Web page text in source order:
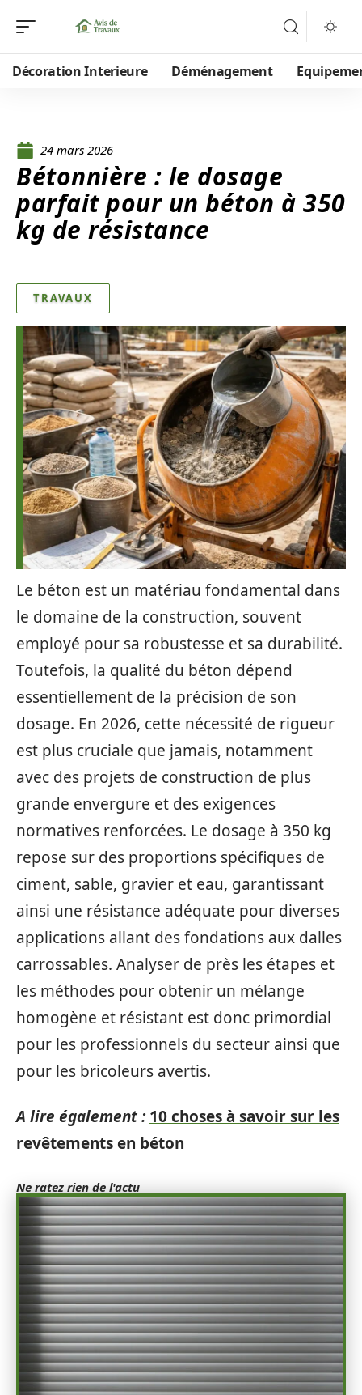
Décoration Interieure Déménagement
24 mars 2026
Bétonnière : le dosage
parfait pour un béton à 350
kg de résistance
TRAVAUX
Le béton est un matériau fondamental dans
le domaine de la construction, souvent
employé pour sa robustesse et sa durabilité.
Toutefois, la qualité du béton dépend
essentiellement de la précision de son
dosage. En 2026, cette nécessité de rigueur
est plus cruciale que jamais, notamment
avec des projets de construction de plus
grande envergure et des exigences
normatives renforcées. Le dosage à 350 kg
repose sur des proportions spécifiques de
ciment, sable, gravier et eau, garantissant
ainsi une résistance adéquate pour diverses
applications allant des fondations aux dalles
carrossables. Analyser de près les étapes et
les méthodes pour obtenir un mélange
homogène et résistant est donc primordial
pour les professionnels du secteur ainsi que
pour les bricoleurs avertis.
A lire également : 10 choses à savoir sur les
revêtements en béton
Ne ratez rien de l'actu